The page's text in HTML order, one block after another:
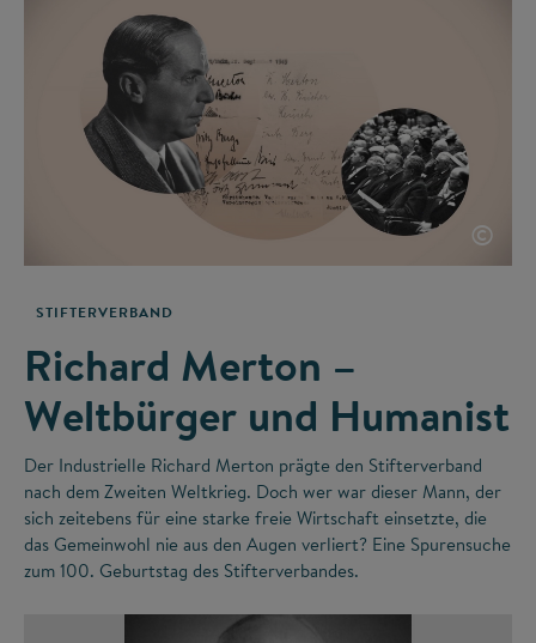
©
STIFTERVERBAND
Richard Merton –
Weltbürger und Humanist
Der Industrielle Richard Merton prägte den Stifterverband
nach dem Zweiten Weltkrieg. Doch wer war dieser Mann, der
sich zeitebens für eine starke freie Wirtschaft einsetzte, die
das Gemeinwohl nie aus den Augen verliert? Eine Spurensuche
zum 100. Geburtstag des Stifterverbandes.